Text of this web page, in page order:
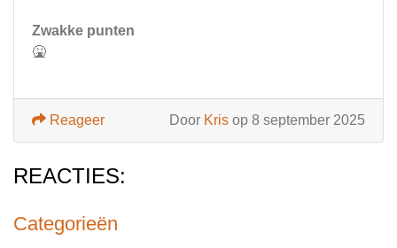
Categorieën
Zwakke punten
🤮
Door Kris op 8 september 2025
Reageer
REACTIES: